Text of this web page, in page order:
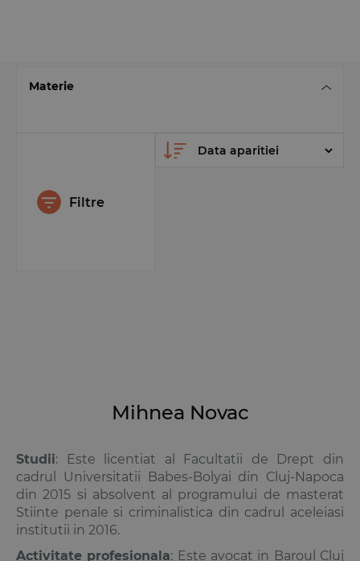
Materie
Filtre
Mihnea Novac
Studii: Este licentiat al Facultatii de Drept din
cadrul Universitatii Babes-Bolyai din Cluj-Napoca
din 2015 si absolvent al programului de masterat
Stiinte penale si criminalistica din cadrul aceleiasi
institutii in 2016.
Activitate profesionala: Este avocat in Baroul Cluj